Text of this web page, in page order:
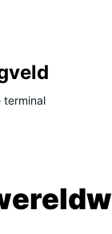
terminal